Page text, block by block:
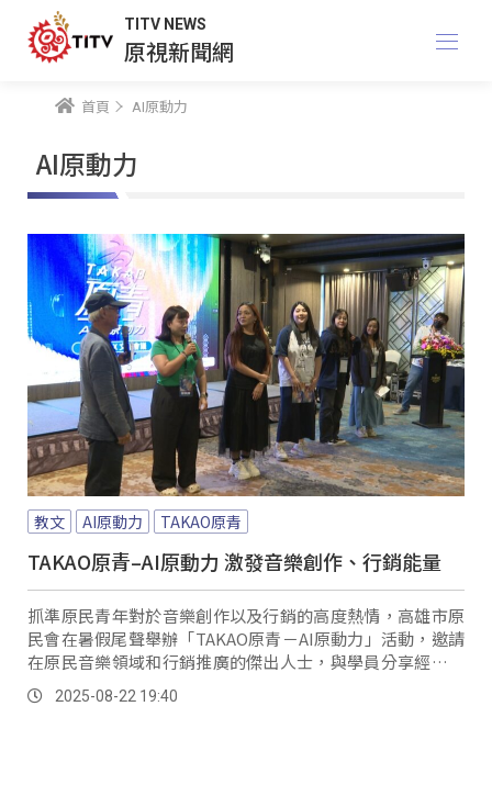
TITV NEWS
原視新聞網
首頁 AI原動力
AI原動力
教文 AI原動力 TAKAO原青
TAKAO原青–AI原動力 激發音樂創作、行銷能量
抓準原民青年對於音樂創作以及行銷的高度熱情，高雄市原
民會在暑假尾聲舉辦「TAKAO原青－AI原動力」活動，邀請
在原民音樂領域和行銷推廣的傑出人士，與學員分享經驗和
交流，並學習利用AI科技，連結專業。
2025-08-22 19:40